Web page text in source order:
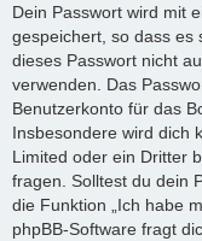
Dein Passwort wird mit
gespeichert, so dass es
dieses Passwort nicht
verwenden. Das
Benutzerkonto für das
Insbesondere wird dich
Limited oder ein Dritter
fragen. Solltest du dein
die Funktion „Ich habe
phpBB-Software fragt